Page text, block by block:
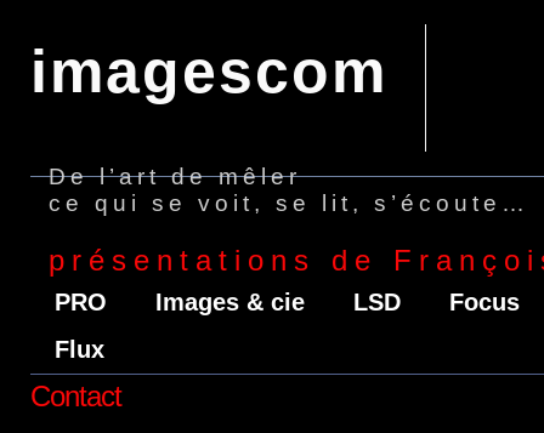
imagescom
De l’art de mêler
ce qui se voit, se lit, s’écoute…
présentations de
PRO Images & cie LSD
Focus
Flux
Contact